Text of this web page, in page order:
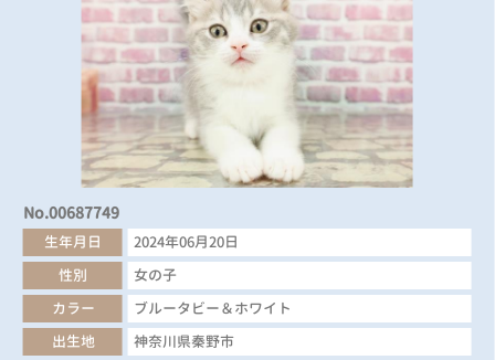
No.00687749
生年月日
2024年06月20日
性別
女の子
カラー
ブルータビー＆ホワイト
出生地
神奈川県秦野市